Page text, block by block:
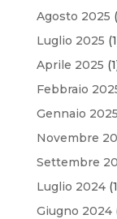
Agosto 2025
Luglio 2025
Aprile 2025
Febbraio
Gennaio 2025
Novembre
Settembre
Luglio 2024
Giugno 2024